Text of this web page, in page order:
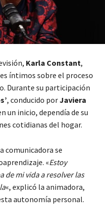
Karla Constant,
íntimos sobre el proceso
Durante su participación
, conducido porJaviera
un inicio, dependía de su
cotidianas del hogar.
comunicadora se
«Estoy
de mi vida a resolver las
«, explicó la animadora,
autonomía personal.